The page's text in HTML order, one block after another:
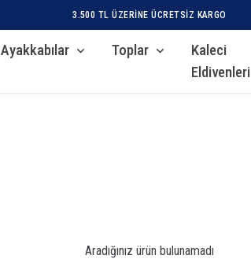
3.500 TL ÜZERINE ÜCRETSIZ KARGO
Ayakkabılar Toplar
Kaleci
Eldivenleri
Aradığınız ürün bulunamadı